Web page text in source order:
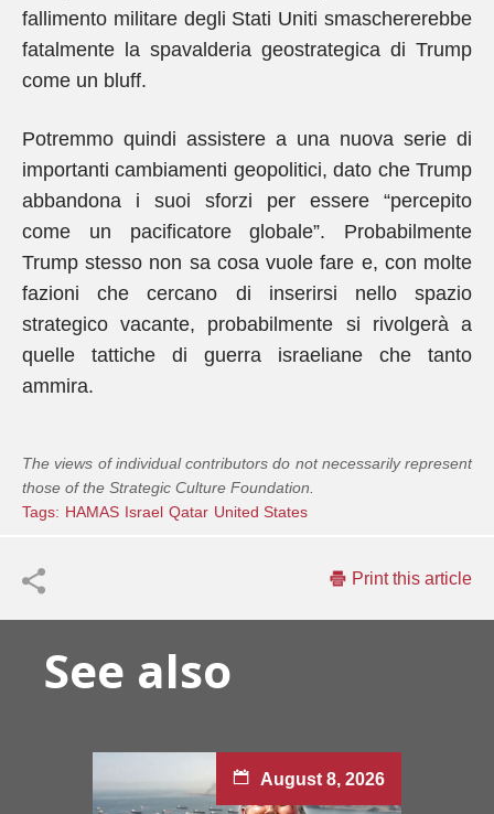
fallimento militare degli Stati Uniti smaschererebbe
fatalmente la spavalderia geostrategica di Trump
come un bluff.
Potremmo quindi assistere a una nuova serie di
importanti cambiamenti geopolitici, dato che Trump
abbandona i suoi sforzi per essere “percepito
come un pacificatore globale”. Probabilmente
Trump stesso non sa cosa vuole fare e, con molte
fazioni che cercano di inserirsi nello spazio
strategico vacante, probabilmente si rivolgerà a
quelle tattiche di guerra israeliane che tanto
ammira.
The views of individual contributors do not necessarily represent
those of the Strategic Culture Foundation.
Tags: HAMAS Israel Qatar United States
Print this article
See also
August 8, 2026